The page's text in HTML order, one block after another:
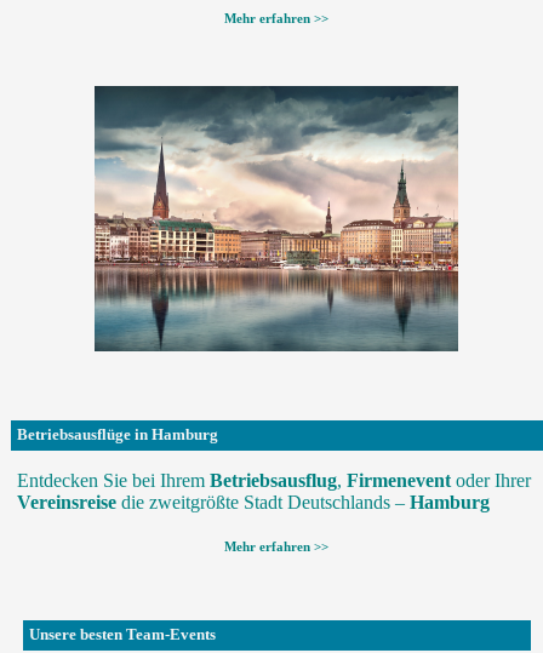
Mehr erfahren >>
Betriebsausflüge in Hamburg
Entdecken Sie bei Ihrem Betriebsausflug, Firmeneventoder Ihrer
Vereinsreisedie zweitgrößte Stadt Deutschlands – Hamburg
Mehr erfahren >>
Unsere besten Team-Events